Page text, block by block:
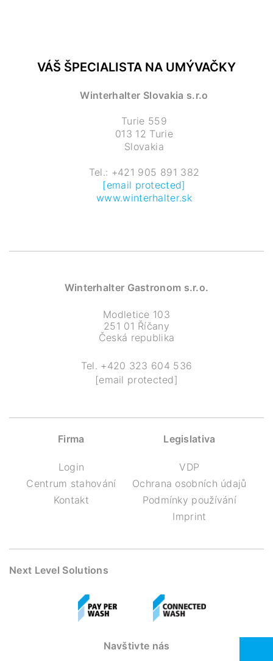
VÁŠ ŠPECIALISTA NA UMÝVAČKY
Winterhalter Slovakia s.r.o
Turie 559
013 12 Turie
Slovakia
Tel.: +421 905 891 382
[email protected]
www.winterhalter.sk
Winterhalter Gastronom s.r.o.
Modletice 103
251 01 Říčany
Česká republika
Tel. +420 323 604 536
[email protected]
Firma
Login
Centrum stahování
Kontakt
Legislativa
VDP
Ochrana osobních údajů
Podmínky používání
Imprint
Next Level Solutions
Navštivte nás